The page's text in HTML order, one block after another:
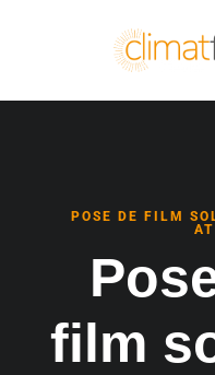
POSE DE FILM
film